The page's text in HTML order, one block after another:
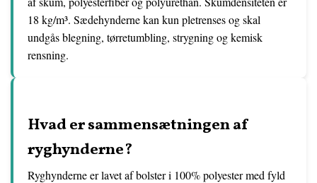
18 kg/m³. Sædehynderne kan kun pletrenses og skal
undgås blegning, tørretumbling, strygning og kemisk
rensning.
Hvad er sammensætningen af ​​
ryghynderne?
Ryghynderne er lavet af bolster i 100% polyester med fyld